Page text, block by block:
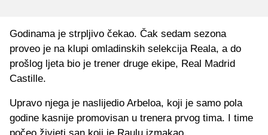
Godinama je strpljivo čekao. Čak sedam sezona
proveo je na klupi omladinskih selekcija Reala, a do
prošlog ljeta bio je trener druge ekipe, Real Madrid
Castille.
Upravo njega je naslijedio Arbeloa, koji je samo pola
godine kasnije promovisan u trenera prvog tima. I time
počeo živjeti san koji je Raulu izmakao.